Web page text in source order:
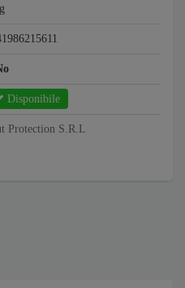
Disponibile
Protection S.R.L